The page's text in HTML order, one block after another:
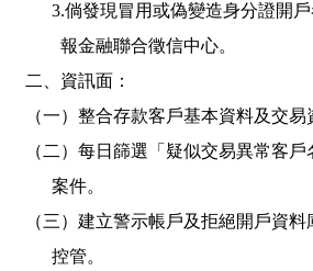
3.倘發現冒用或偽變造身分
報金融聯合徵信中心。
二、資訊面：
（一）整合存款客戶基本資料及
（二）每日篩選「疑似交易異常
案件。
（三）建立警示帳戶及拒絕開戶
控管。